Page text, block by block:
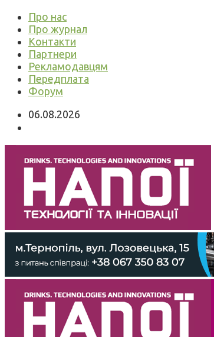
Про нас
Про журнал
Контакти
Партнери
Рекламодавцям
Передплата
Форум
06.08.2026